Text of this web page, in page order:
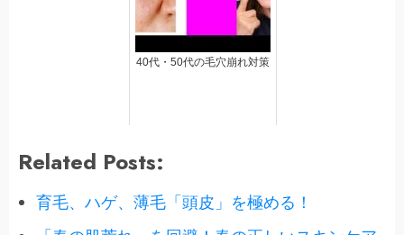
40代・50代の毛穴崩れ対策
Related Posts:
育毛、ハゲ、薄毛「頭皮」を極める！